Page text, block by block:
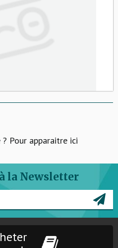
Pour apparaitre ici
la Newsletter